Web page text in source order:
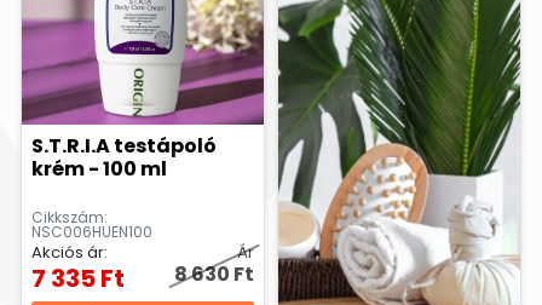
S.T.R.I.A testápoló
krém - 100 ml
Cikkszám:
NSC006HUEN100
Akciós ár:
7 335 Ft
Ár
8 630 Ft